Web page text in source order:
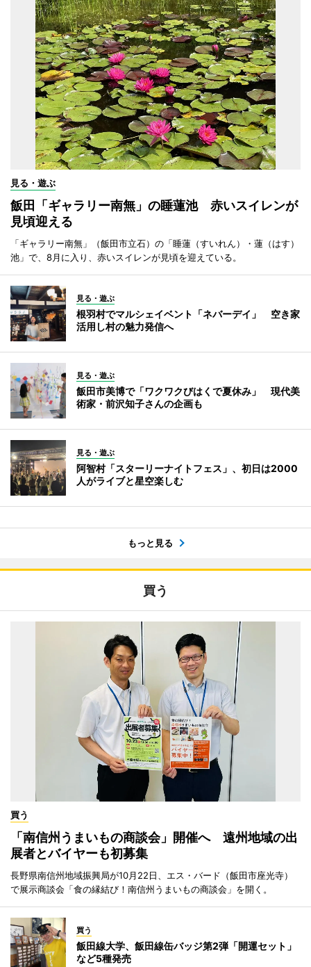
見る・遊ぶ
飯田「ギャラリー南無」の睡蓮池 赤いスイレンが
見頃迎える
「ギャラリー南無」（飯田市立石）の「睡蓮（すいれん）・蓮（はす）
池」で、8月に入り、赤いスイレンが見頃を迎えている。
見る・遊ぶ
根羽村でマルシェイベント「ネバーデイ」 空き家
活用し村の魅力発信へ
見る・遊ぶ
飯田市美博で「ワクワクびはくで夏休み」 現代美
術家・前沢知子さんの企画も
見る・遊ぶ
阿智村「スターリーナイトフェス」、初日は2000
人がライブと星空楽しむ
もっと見る
買う
買う
「南信州うまいもの商談会」開催へ 遠州地域の出
展者とバイヤーも初募集
長野県南信州地域振興局が10月22日、エス・バード（飯田市座光寺）
で展示商談会「食の縁結び！南信州うまいもの商談会」を開く。
買う
飯田線大学、飯田線缶バッジ第2弾「開運セット」
など5種発売